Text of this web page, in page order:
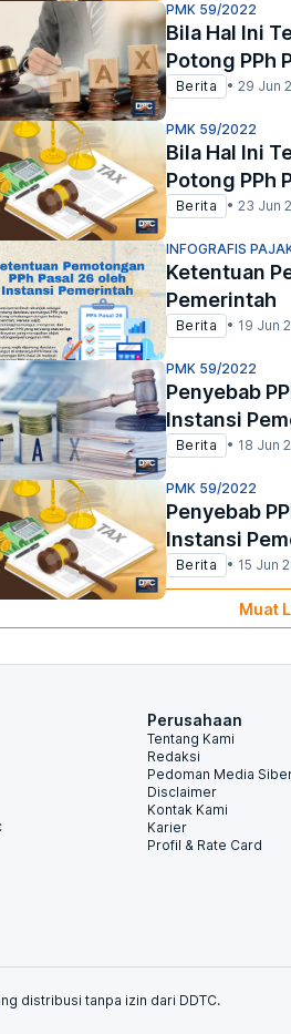
PMK 59/2022
Bila Hal Ini
Potong PPh
Berita • 29 Jun
PMK 59/2022
Bila Hal Ini
Potong PPh
Berita • 23 Jun
INFOGRAFIS
Ketentuan
Pemerintah
Berita • 19 Jun
PMK 59/2022
Penyebab
Instansi
Berita • 18 Jun
PMK 59/2022
Penyebab
Instansi
Berita • 15 Jun
Muat
Perusahaan
Tentang Kami
Redaksi
Pedoman Media
Disclaimer
Kontak Kami
Karier
Profil & Rate Card
distribusi tanpa izin dari DDTC.